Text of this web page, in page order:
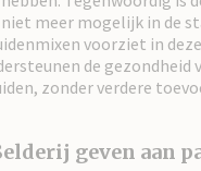
meer mogelijk in de
voorziet in
de gezondheid
zonder verdere
geven aan